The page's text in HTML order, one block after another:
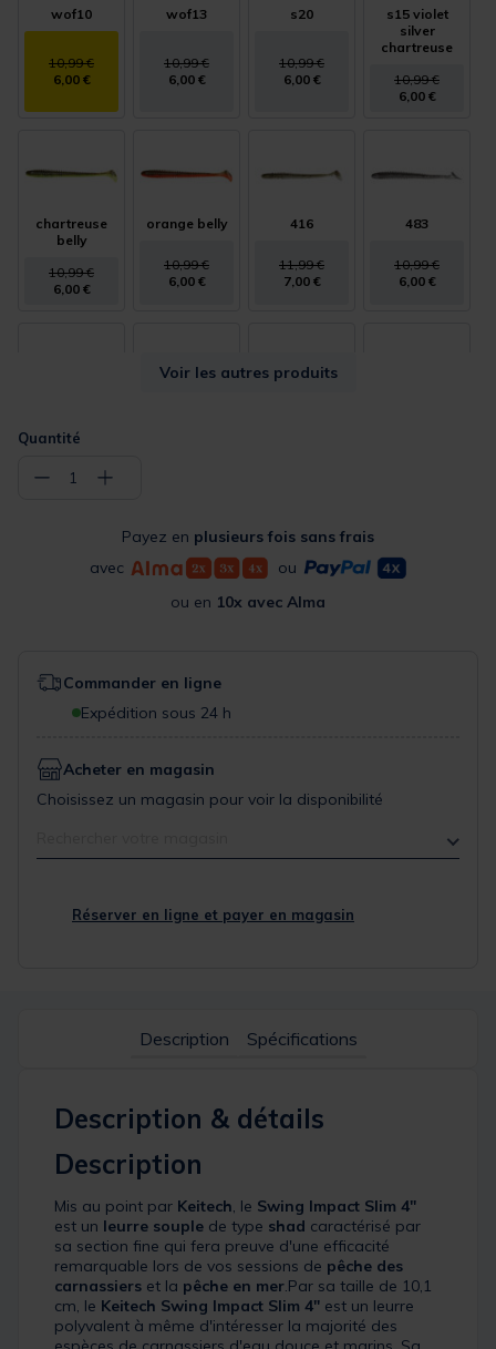
wof10
10,99 €
6,00 €
wof13
10,99 €
6,00 €
s20
10,99 €
6,00 €
s15 violet
silver
chartreuse
10,99 €
6,00 €
chartreuse
belly
10,99 €
6,00 €
orange belly
10,99 €
6,00 €
416
11,99 €
7,00 €
483
10,99 €
6,00 €
10,99 €
s14
10,99 €
s07
10,99 €
10,99 €
400
11,99 €
7,00 €
05
10,99 €
6,00 €
03
424
11,99 €
7,00 €
s21
11,99 €
7,00 €
026
11,49 €
7,00 €
Voir les autres produits
Quantité
− 1 +
Payez en plusieurs fois sans frais
avec
ou
ou en 10x avec Alma
Commander en ligne
Expédition sous 24 h
Acheter en magasin
Choisissez un magasin pour voir la disponibilité
Réserver en ligne et payer en magasin
Description Spécifications
Description & détails
Description
Mis au point par Keitech, le Swing Impact Slim 4"
est un leurre souple de type shad caractérisé par
sa section fine qui fera preuve d'une efficacité
remarquable lors de vos sessions de pêche des
carnassiers et la pêche en mer.Par sa taille de 10,1
cm, le Keitech Swing Impact Slim 4" est un leurre
polyvalent à même d'intéresser la majorité des